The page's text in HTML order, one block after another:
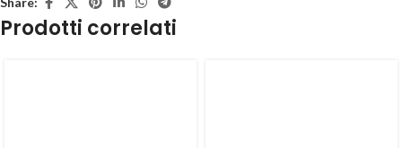
Prodotti correlati